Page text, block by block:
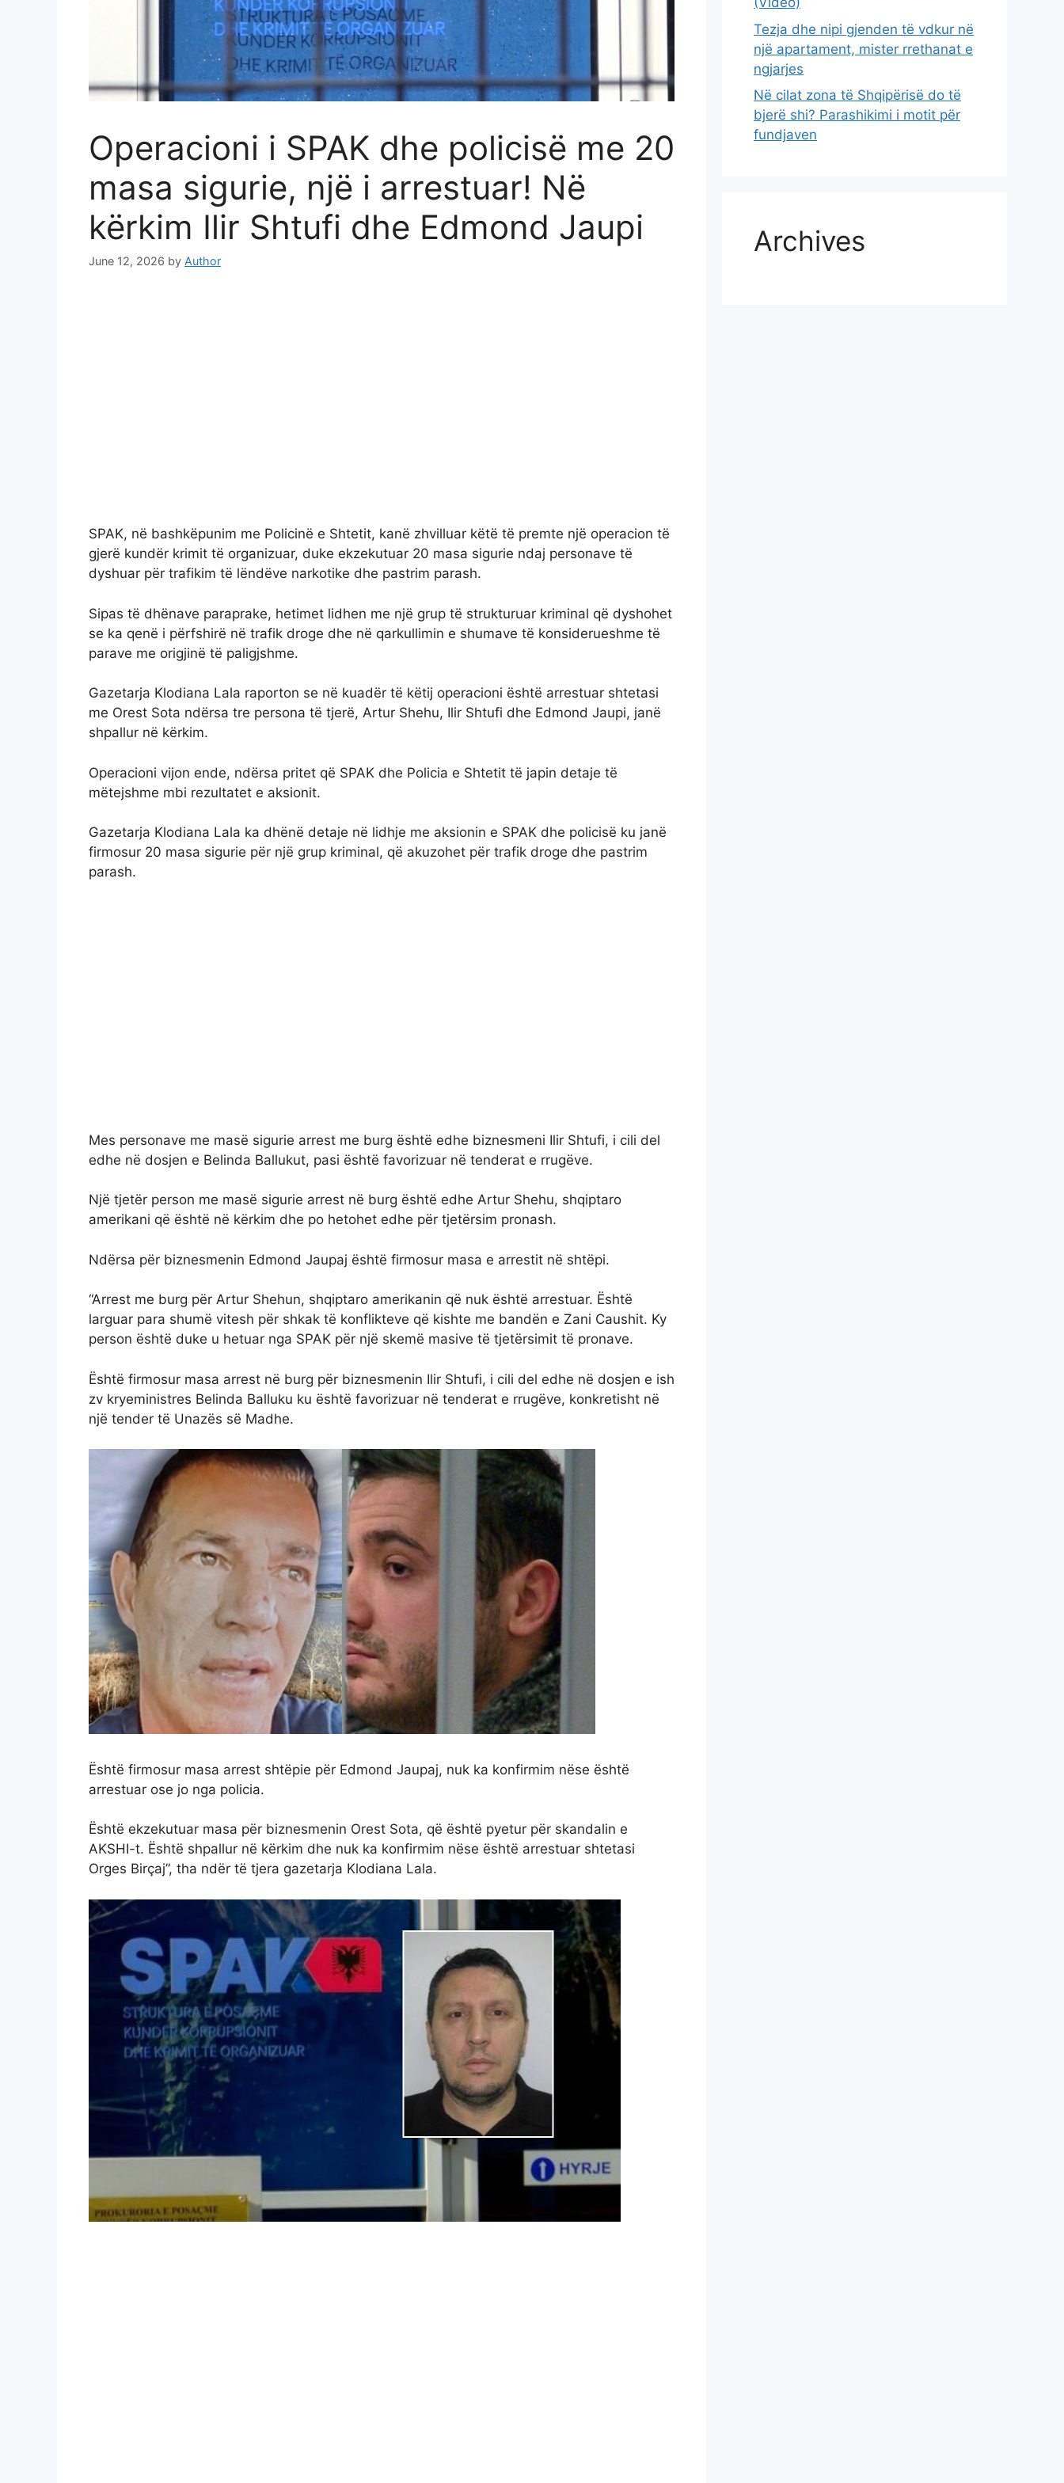
Operacioni i SPAK dhe policisë me 20
masa sigurie, një i arrestuar! Në
kërkim Ilir Shtufi dhe Edmond Jaupi
June 12, 2026 by Author
SPAK, në bashkëpunim me Policinë e Shtetit, kanë zhvilluar këtë të premte një operacion të
gjerë kundër krimit të organizuar, duke ekzekutuar 20 masa sigurie ndaj personave të
dyshuar për trafikim të lëndëve narkotike dhe pastrim parash.
Sipas të dhënave paraprake, hetimet lidhen me një grup të strukturuar kriminal që dyshohet
se ka qenë i përfshirë në trafik droge dhe në qarkullimin e shumave të konsiderueshme të
parave me origjinë të paligjshme.
Gazetarja Klodiana Lala raporton se në kuadër të këtij operacioni është arrestuar shtetasi
me Orest Sota ndërsa tre persona të tjerë, Artur Shehu, Ilir Shtufi dhe Edmond Jaupi, janë
shpallur në kërkim.
Operacioni vijon ende, ndërsa pritet që SPAK dhe Policia e Shtetit të japin detaje të
mëtejshme mbi rezultatet e aksionit.
Gazetarja Klodiana Lala ka dhënë detaje në lidhje me aksionin e SPAK dhe policisë ku janë
firmosur 20 masa sigurie për një grup kriminal, që akuzohet për trafik droge dhe pastrim
parash.
Mes personave me masë sigurie arrest me burg është edhe biznesmeni Ilir Shtufi, i cili del
edhe në dosjen e Belinda Ballukut, pasi është favorizuar në tenderat e rrugëve.
Një tjetër person me masë sigurie arrest në burg është edhe Artur Shehu, shqiptaro
amerikani që është në kërkim dhe po hetohet edhe për tjetërsim pronash.
Ndërsa për biznesmenin Edmond Jaupaj është firmosur masa e arrestit në shtëpi.
“Arrest me burg për Artur Shehun, shqiptaro amerikanin që nuk është arrestuar. Është
larguar para shumë vitesh për shkak të konflikteve që kishte me bandën e Zani Caushit. Ky
person është duke u hetuar nga SPAK për një skemë masive të tjetërsimit të pronave.
Është firmosur masa arrest në burg për biznesmenin Ilir Shtufi, i cili del edhe në dosjen e ish
zv kryeministres Belinda Balluku ku është favorizuar në tenderat e rrugëve, konkretisht në
një tender të Unazës së Madhe.
Është firmosur masa arrest shtëpie për Edmond Jaupaj, nuk ka konfirmim nëse është
arrestuar ose jo nga policia.
Është ekzekutuar masa për biznesmenin Orest Sota, që është pyetur për skandalin e
AKSHI-t. Është shpallur në kërkim dhe nuk ka konfirmim nëse është arrestuar shtetasi
Orges Birçaj”, tha ndër të tjera gazetarja Klodiana Lala.
Tezja dhe nipi gjenden të vdkur në
një apartament, mister rrethanat e
ngjarjes
Në cilat zona të Shqipërisë do të
bjerë shi? Parashikimi i motit për
fundjaven
Archives